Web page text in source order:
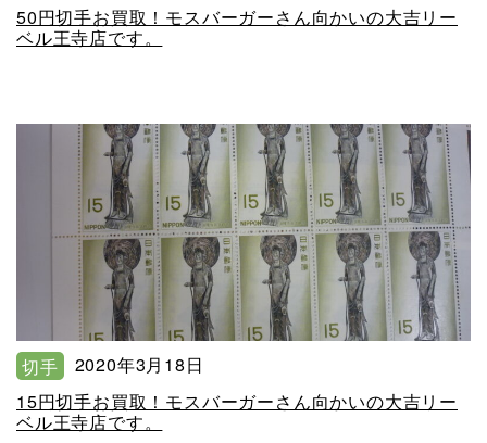
50円切手お買取！モスバーガーさん向かいの大吉リー
ベル王寺店です。
切手
2020年3月18日
15円切手お買取！モスバーガーさん向かいの大吉リー
ベル王寺店です。